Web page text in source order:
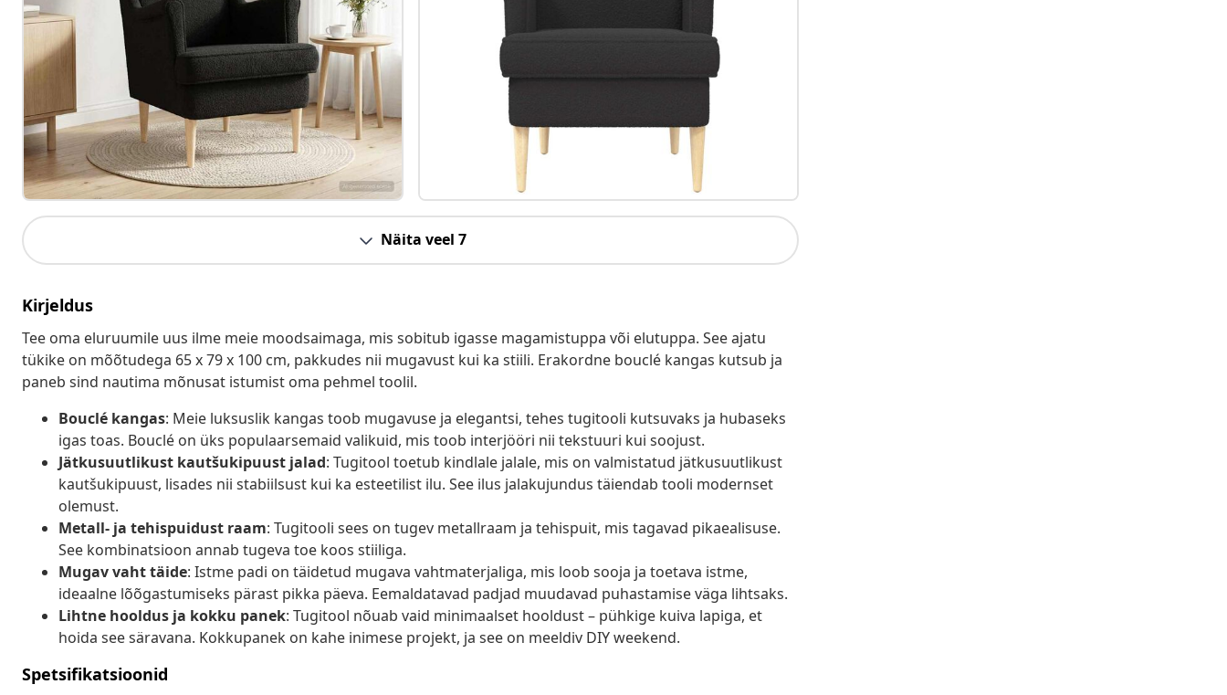
Näita veel 7
Kirjeldus
Tee oma eluruumile uus ilme meie moodsaimaga, mis sobitub igasse magamistuppa või elutuppa. See ajatu
tükike on mõõtudega 65 x 79 x 100 cm, pakkudes nii mugavust kui ka stiili. Erakordne bouclé kangas kutsub ja
paneb sind nautima mõnusat istumist oma pehmel toolil.
Bouclé kangas: Meie luksuslik kangas toob mugavuse ja elegantsi, tehes tugitooli kutsuvaks ja hubaseks
igas toas. Bouclé on üks populaarsemaid valikuid, mis toob interjööri nii tekstuuri kui soojust.
Jätkusuutlikust kautšukipuust jalad: Tugitool toetub kindlale jalale, mis on valmistatud jätkusuutlikust
kautšukipuust, lisades nii stabiilsust kui ka esteetilist ilu. See ilus jalakujundus täiendab tooli modernset
olemust.
Metall- ja tehispuidust raam: Tugitooli sees on tugev metallraam ja tehispuit, mis tagavad pikaealisuse.
See kombinatsioon annab tugeva toe koos stiiliga.
Mugav vaht täide: Istme padi on täidetud mugava vahtmaterjaliga, mis loob sooja ja toetava istme,
ideaalne lõõgastumiseks pärast pikka päeva. Eemaldatavad padjad muudavad puhastamise väga lihtsaks.
Lihtne hooldus ja kokku panek: Tugitool nõuab vaid minimaalset hooldust – pühkige kuiva lapiga, et
hoida see säravana. Kokkupanek on kahe inimese projekt, ja see on meeldiv DIY weekend.
Spetsifikatsioonid